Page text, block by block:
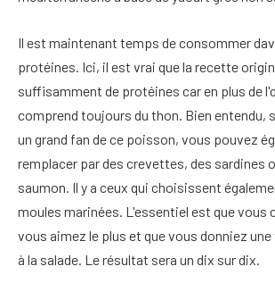
Il est maintenant temps de consommer
protéines. Ici, il est vrai que la recette
suffisamment de protéines car en plus de
comprend toujours du thon. Bien entendu,
un grand fan de ce poisson, vous pouvez
remplacer par des crevettes, des sardines
saumon. Il y a ceux qui choisissent
moules marinées. L'essentiel est que vous
vous aimez le plus et que vous donniez
à la salade. Le résultat sera un dix sur dix.